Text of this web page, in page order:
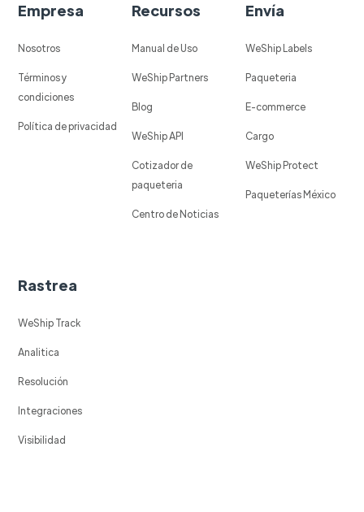
Empresa
Nosotros
Términos y
condiciones
Política de privacidad
Recursos
Manual de Uso
WeShip Partners
Blog
WeShip API
Cotizador de
paqueteria
Centro de Noticias
Envía
WeShip Labels
Paqueteria
E-commerce
Cargo
WeShip Protect
Paqueterías México
Rastrea
WeShip Track
Analitica
Resolución
Integraciones
Visibilidad